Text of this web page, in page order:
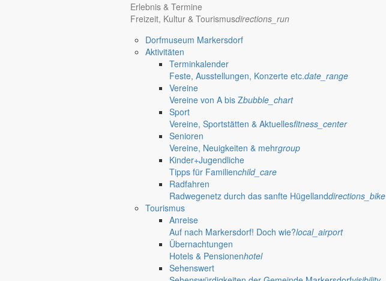
Erlebnis & Termine
Freizeit, Kultur & Tourismusdirections_run
Dorfmuseum Markersdorf
Aktivitäten
Terminkalender
Feste, Ausstellungen, Konzerte etc.date_range
Vereine
Vereine von A bis Zbubble_chart
Sport
Vereine, Sportstätten & Aktuellesfitness_center
Senioren
Vereine, Neuigkeiten & mehrgroup
Kinder+Jugendliche
Tipps für Familienchild_care
Radfahren
Radwegenetz durch das sanfte Hügellanddirections_bike
Tourismus
Anreise
Auf nach Markersdorf! Doch wie?local_airport
Übernachtungen
Hotels & Pensionenhotel
Sehenswert
Jauernick-Buschbach